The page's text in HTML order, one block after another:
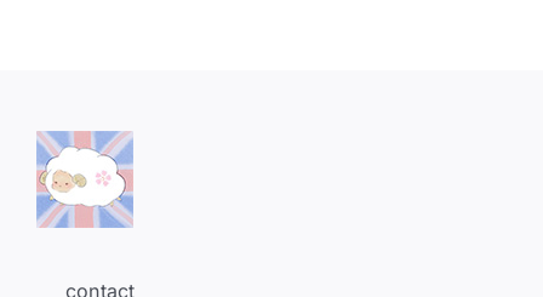
contact